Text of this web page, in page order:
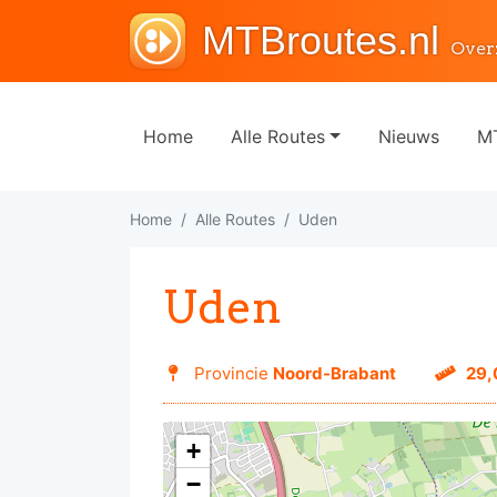
MTBroutes.nl
Home Alle Routes Nieuws
Home Alle Routes Uden
Uden
Provincie Noord-Brabant
+
−